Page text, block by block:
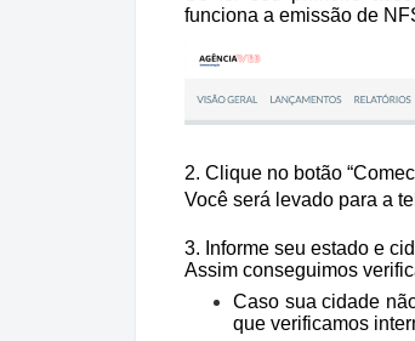
funciona a emissão de
2. Clique no botão
Você será levado para a
3. Informe seu estado e
Assim conseguimos
Caso sua cidade
que verificamos